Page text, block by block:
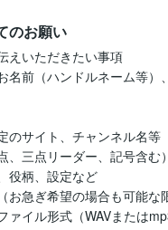
のお願い
えいただきたい事項
名前（ハンドルネーム等）
のサイト、チャンネル名等
、三点リーダー、記号含む）
役柄、設定など
お急ぎ希望の場合も可能な
ァイル形式（WAVまたは